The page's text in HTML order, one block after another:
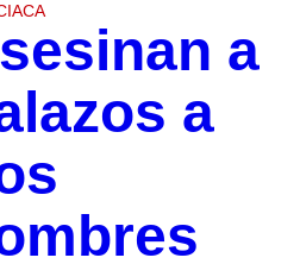
a
a